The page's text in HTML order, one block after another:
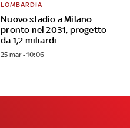
Nuovo stadio a Milano
pronto nel 2031, progetto
da 1,2 miliardi
LOMBARDIA
25 mar - 10:06